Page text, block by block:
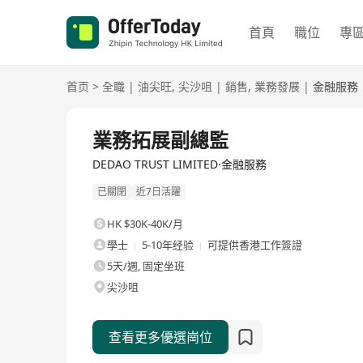
首頁 職位 專
首页 > 全職 | 油尖旺, 尖沙咀 | 銷售, 業務發展 | 金融服務
業務拓展副總監
DEDAO TRUST LIMITED·金融服務
已關閉 近7日活躍
HK $30K-40K/月
學士
5-10年经验
可提供香港工作簽證
5天/週, 固定坐班
尖沙咀
查看更多優選崗位